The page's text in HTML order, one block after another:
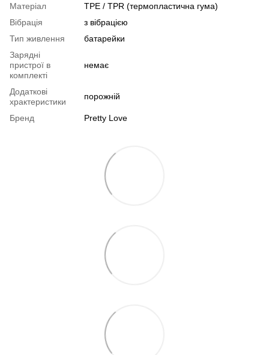
Матеріал
TPE / TPR (термопластична гума)
Вібрація
з вібрацією
Тип живлення
батарейки
Зарядні
пристрої в
комплекті
немає
Додаткові
храктеристики
порожній
Бренд Pretty Love